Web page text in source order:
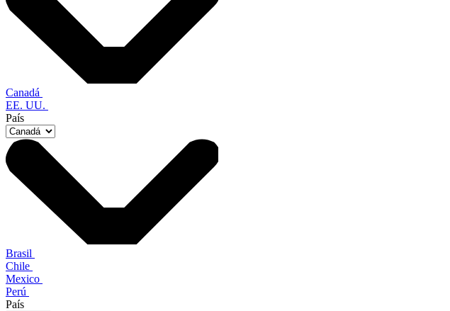
Canadá
EE. UU.
País
Brasil
Chile
Mexico
Perú
País